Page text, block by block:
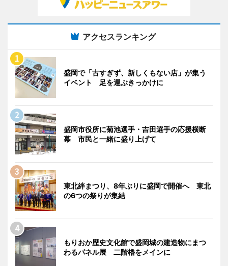
アクセスランキング
盛岡で「古すぎず、新しくもない店」が集う
イベント 足を運ぶきっかけに
盛岡市役所に菊池選手・吉田選手の応援横断
幕 市民と一緒に盛り上げて
東北絆まつり、8年ぶりに盛岡で開催へ 東北
の6つの祭りが集結
もりおか歴史文化館で盛岡城の建造物にまつ
わるパネル展 二階櫓をメインに